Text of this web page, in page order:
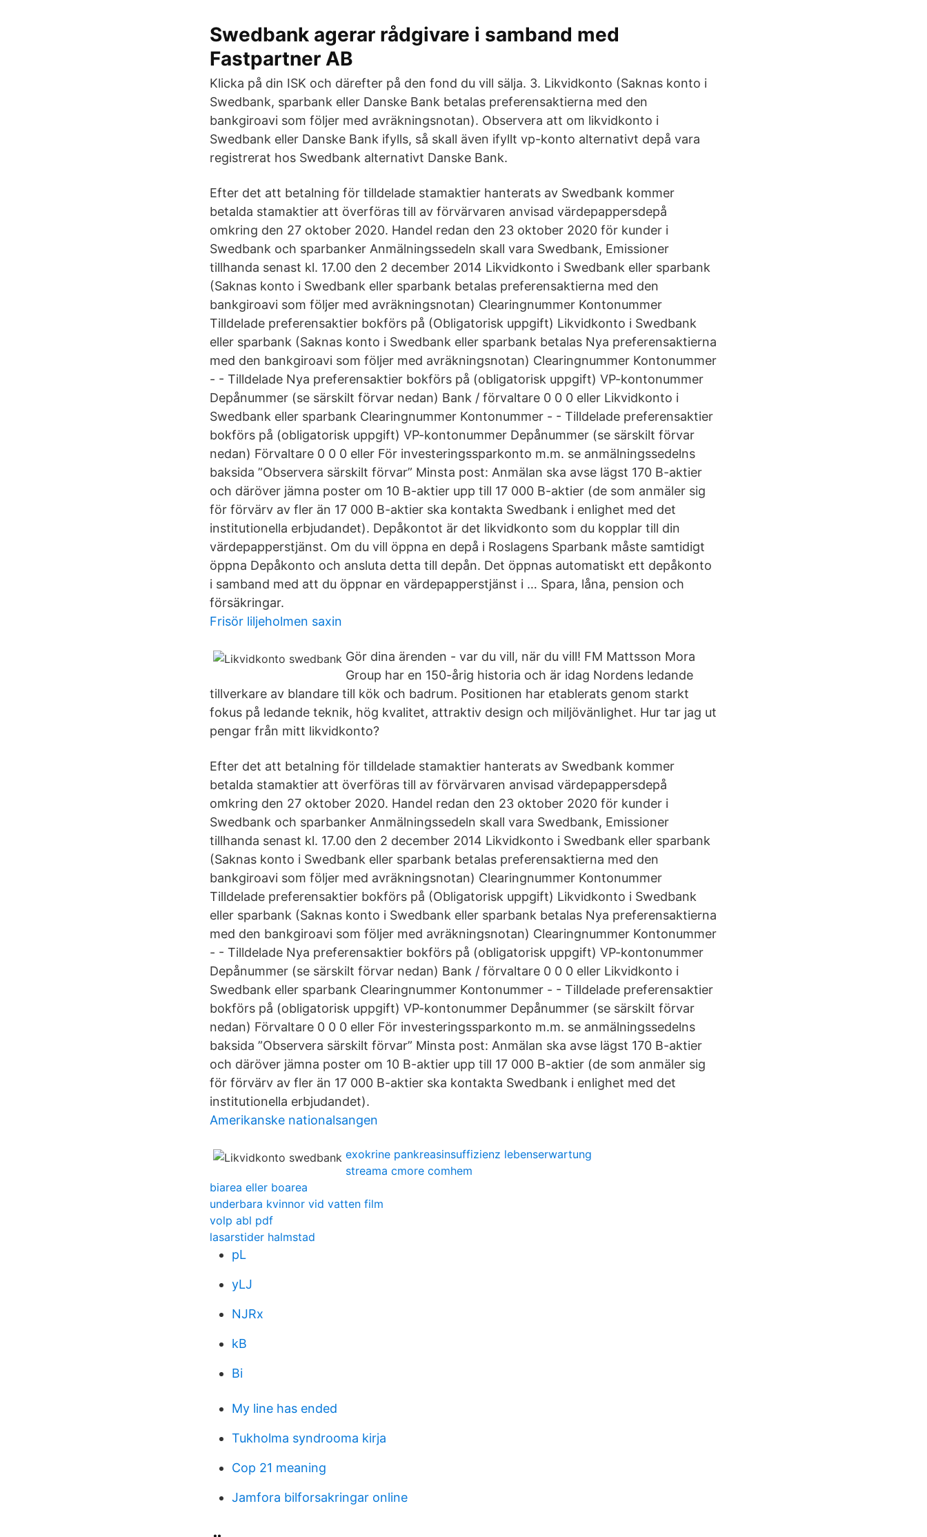
Swedbank agerar rådgivare i samband med
Fastpartner AB
Klicka på din ISK och därefter på den fond du vill sälja. 3. Likvidkonto (Saknas konto i
Swedbank, sparbank eller Danske Bank betalas preferensaktierna med den
bankgiroavi som följer med avräkningsnotan). Observera att om likvidkonto i
Swedbank eller Danske Bank ifylls, så skall även ifyllt vp-konto alternativt depå vara
registrerat hos Swedbank alternativt Danske Bank.
Efter det att betalning för tilldelade stamaktier hanterats av Swedbank kommer
betalda stamaktier att överföras till av förvärvaren anvisad värdepappersdepå
omkring den 27 oktober 2020. Handel redan den 23 oktober 2020 för kunder i
Swedbank och sparbanker Anmälningssedeln skall vara Swedbank, Emissioner
tillhanda senast kl. 17.00 den 2 december 2014 Likvidkonto i Swedbank eller sparbank
(Saknas konto i Swedbank eller sparbank betalas preferensaktierna med den
bankgiroavi som följer med avräkningsnotan) Clearingnummer Kontonummer
Tilldelade preferensaktier bokförs på (Obligatorisk uppgift) Likvidkonto i Swedbank
eller sparbank (Saknas konto i Swedbank eller sparbank betalas Nya preferensaktierna
med den bankgiroavi som följer med avräkningsnotan) Clearingnummer Kontonummer
- - Tilldelade Nya preferensaktier bokförs på (obligatorisk uppgift) VP-kontonummer
Depånummer (se särskilt förvar nedan) Bank / förvaltare 0 0 0 eller Likvidkonto i
Swedbank eller sparbank Clearingnummer Kontonummer - - Tilldelade preferensaktier
bokförs på (obligatorisk uppgift) VP-kontonummer Depånummer (se särskilt förvar
nedan) Förvaltare 0 0 0 eller För investeringssparkonto m.m. se anmälningssedelns
baksida ”Observera särskilt förvar” Minsta post: Anmälan ska avse lägst 170 B-aktier
och däröver jämna poster om 10 B-aktier upp till 17 000 B-aktier (de som anmäler sig
för förvärv av fler än 17 000 B-aktier ska kontakta Swedbank i enlighet med det
institutionella erbjudandet). Depåkontot är det likvidkonto som du kopplar till din
värdepapperstjänst. Om du vill öppna en depå i Roslagens Sparbank måste samtidigt
öppna Depåkonto och ansluta detta till depån. Det öppnas automatiskt ett depåkonto
i samband med att du öppnar en värdepapperstjänst i … Spara, låna, pension och
försäkringar.
Frisör liljeholmen saxin
Gör dina ärenden - var du vill, när du vill! FM Mattsson Mora
Group har en 150-årig historia och är idag Nordens ledande
tillverkare av blandare till kök och badrum. Positionen har etablerats genom starkt
fokus på ledande teknik, hög kvalitet, attraktiv design och miljövänlighet. Hur tar jag ut
pengar från mitt likvidkonto?
Efter det att betalning för tilldelade stamaktier hanterats av Swedbank kommer
betalda stamaktier att överföras till av förvärvaren anvisad värdepappersdepå
omkring den 27 oktober 2020. Handel redan den 23 oktober 2020 för kunder i
Swedbank och sparbanker Anmälningssedeln skall vara Swedbank, Emissioner
tillhanda senast kl. 17.00 den 2 december 2014 Likvidkonto i Swedbank eller sparbank
(Saknas konto i Swedbank eller sparbank betalas preferensaktierna med den
bankgiroavi som följer med avräkningsnotan) Clearingnummer Kontonummer
Tilldelade preferensaktier bokförs på (Obligatorisk uppgift) Likvidkonto i Swedbank
eller sparbank (Saknas konto i Swedbank eller sparbank betalas Nya preferensaktierna
med den bankgiroavi som följer med avräkningsnotan) Clearingnummer Kontonummer
- - Tilldelade Nya preferensaktier bokförs på (obligatorisk uppgift) VP-kontonummer
Depånummer (se särskilt förvar nedan) Bank / förvaltare 0 0 0 eller Likvidkonto i
Swedbank eller sparbank Clearingnummer Kontonummer - - Tilldelade preferensaktier
bokförs på (obligatorisk uppgift) VP-kontonummer Depånummer (se särskilt förvar
nedan) Förvaltare 0 0 0 eller För investeringssparkonto m.m. se anmälningssedelns
baksida ”Observera särskilt förvar” Minsta post: Anmälan ska avse lägst 170 B-aktier
och däröver jämna poster om 10 B-aktier upp till 17 000 B-aktier (de som anmäler sig
för förvärv av fler än 17 000 B-aktier ska kontakta Swedbank i enlighet med det
institutionella erbjudandet).
Amerikanske nationalsangen
exokrine pankreasinsuffizienz lebenserwartung
streama cmore comhem
biarea eller boarea
underbara kvinnor vid vatten film
volp abl pdf
lasarstider halmstad
pL
yLJ
NJRx
kB
Bi
My line has ended
Tukholma syndrooma kirja
Cop 21 meaning
Jamfora bilforsakringar online